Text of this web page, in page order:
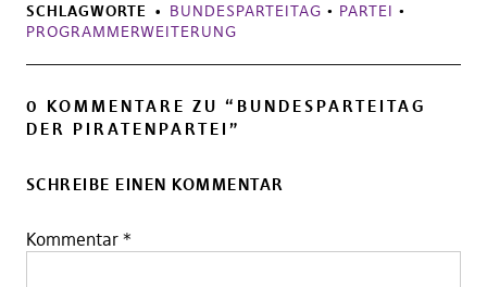
SCHLAGWORTE BUNDESPARTEITAG • PARTEI •
PROGRAMMERWEITERUNG
0 KOMMENTARE ZU “ BUNDESPARTEITAG
DER PIRATENPARTEI ”
SCHREIBE EINEN KOMMENTAR
Kommentar *